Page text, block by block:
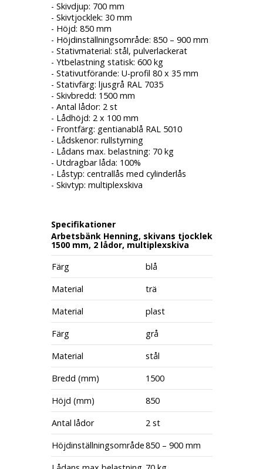
- Skivdjup: 700 mm
- Skivtjocklek: 30 mm
- Höjd: 850 mm
- Höjdinställningsområde: 850 – 900 mm
- Stativmaterial: stål, pulverlackerat
- Ytbelastning statisk: 600 kg
- Stativutförande: U-profil 80 x 35 mm
- Stativfärg: ljusgrå RAL 7035
- Skivbredd: 1500 mm
- Antal lådor: 2 st
- Lådhöjd: 2 x 100 mm
- Frontfärg: gentianablå RAL 5010
- Lådskenor: rullstyrning
- Lådans max. belastning: 70 kg
- Utdragbar låda: 100%
- Låstyp: centrallås med cylinderlås
- Skivtyp: multiplexskiva
Specifikationer
Arbetsbänk Henning, skivans tjocklek
1500 mm, 2 lådor, multiplexskiva
Färg
blå
Material
trä
Material
plast
Färg
grå
Material
stål
Bredd (mm)
1500
Höjd (mm)
850
Antal lådor
2 st
Höjdinställningsområde850 – 900 mm